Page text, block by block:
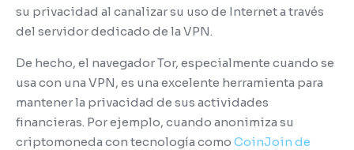
su privacidad al canalizar su uso de Internet a través
del servidor dedicado de la VPN.
De hecho, el navegador Tor, especialmente cuando se
usa con una VPN, es una excelente herramienta para
mantener la privacidad de sus actividades
financieras. Por ejemplo, cuando anonimiza su
criptomoneda con tecnología como CoinJoin de